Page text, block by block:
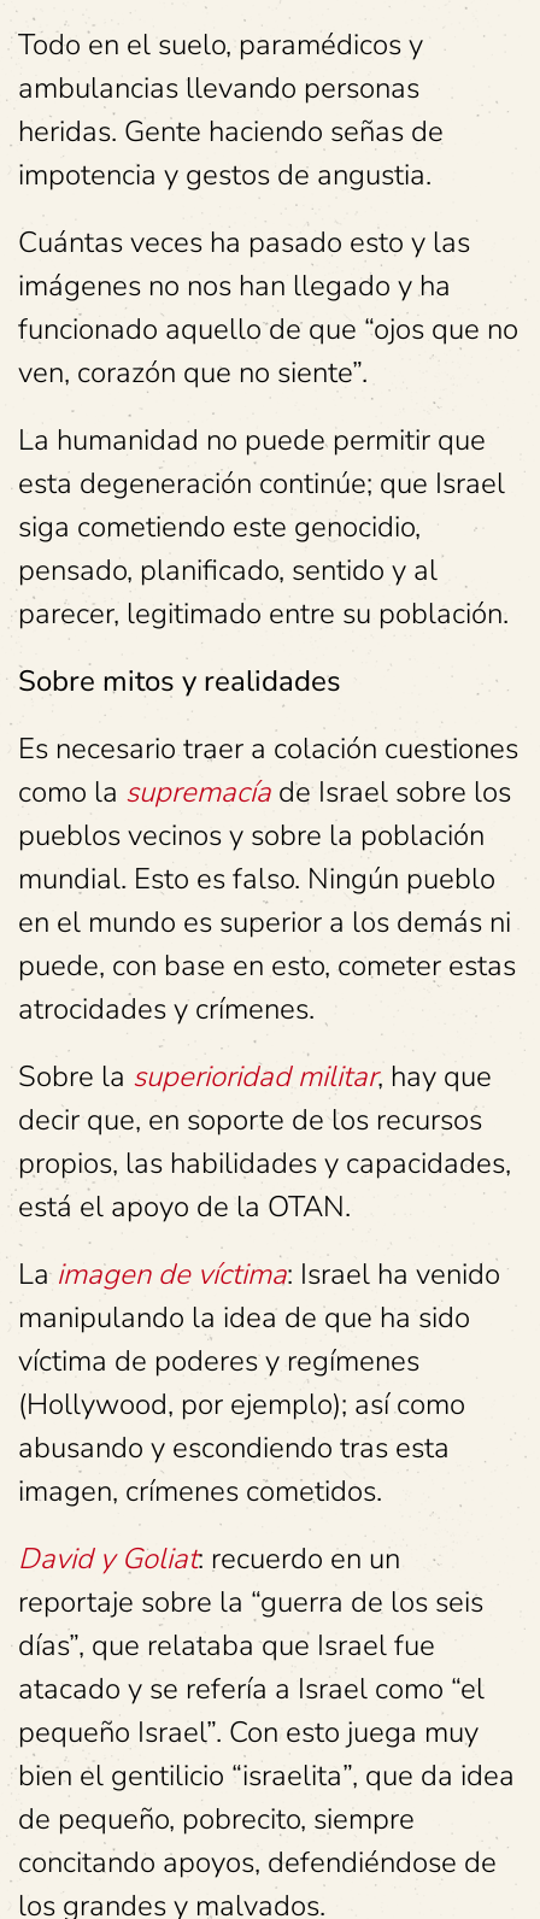
Todo en el suelo, paramédicos y
ambulancias llevando personas
heridas. Gente haciendo señas de
impotencia y gestos de angustia.
Cuántas veces ha pasado esto y las
imágenes no nos han llegado y ha
funcionado aquello de que “ojos que no
ven, corazón que no siente”.
La humanidad no puede permitir que
esta degeneración continúe; que Israel
siga cometiendo este genocidio,
pensado, planificado, sentido y al
parecer, legitimado entre su población.
Sobre mitos y realidades
Es necesario traer a colación cuestiones
como la supremacía de Israel sobre los
pueblos vecinos y sobre la población
mundial. Esto es falso. Ningún pueblo
en el mundo es superior a los demás ni
puede, con base en esto, cometer estas
atrocidades y crímenes.
Sobre la superioridad militar, hay que
decir que, en soporte de los recursos
propios, las habilidades y capacidades,
está el apoyo de la OTAN.
Laimagen de víctima: Israel ha venido
manipulando la idea de que ha sido
víctima de poderes y regímenes
(Hollywood, por ejemplo); así como
abusando y escondiendo tras esta
imagen, crímenes cometidos.
David y Goliat: recuerdo en un
reportaje sobre la “guerra de los seis
días”, que relataba que Israel fue
atacado y se refería a Israel como “el
pequeño Israel”. Con esto juega muy
bien el gentilicio “israelita”, que da idea
de pequeño, pobrecito, siempre
concitando apoyos, defendiéndose de
los grandes y malvados.